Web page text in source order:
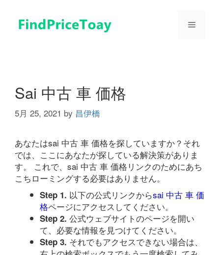
メ
Sai 中古 車 価格
5月 25, 2021 by 昌伊橋
あなたはsai 中古 車 価格を探していますか？それ
では、ここにあなたが探している解決策がありま
す。 これで、sai 中古 車 価格リンクのためにあち
こちローミングする必要はありません。
Step 1. 以下の公式リンクからsai 中古 車 価
格ページにアクセスしてください。
Step 2. 公式ウェブサイトのページを開い
て、必要な情報を見つけてください。
Step 3. それでもアクセスできない場合は、